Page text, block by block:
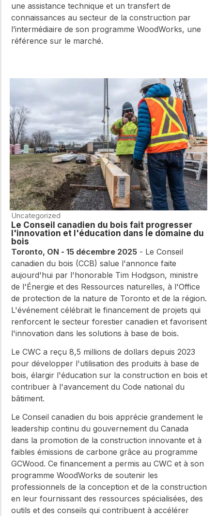
une assistance technique et un transfert de
connaissances au secteur de la construction par
l’intermédiaire de son programme WoodWorks, une
référence sur le marché.
Uncategorized
Le Conseil canadien du bois fait progresser
l'innovation et l'éducation dans le domaine du
bois
Toronto, ON - 15 décembre 2025 - Le Conseil
canadien du bois (CCB) salue l'annonce faite
aujourd'hui par l'honorable Tim Hodgson, ministre
de l'Énergie et des Ressources naturelles, à l'Office
de protection de la nature de Toronto et de la région.
L'événement célébrait le financement de projets qui
renforcent le secteur forestier canadien et favorisent
l'innovation dans les solutions à base de bois.
Le CWC a reçu 8,5 millions de dollars depuis 2023
pour développer l'utilisation des produits à base de
bois, élargir l'éducation sur la construction en bois et
contribuer à l'avancement du Code national du
bâtiment.
Le Conseil canadien du bois apprécie grandement le
leadership continu du gouvernement du Canada
dans la promotion de la construction innovante et à
faibles émissions de carbone grâce au programme
GCWood. Ce financement a permis au CWC et à son
programme WoodWorks de soutenir les
professionnels de la conception et de la construction
en leur fournissant des ressources spécialisées, des
outils et des conseils qui contribuent à accélérer